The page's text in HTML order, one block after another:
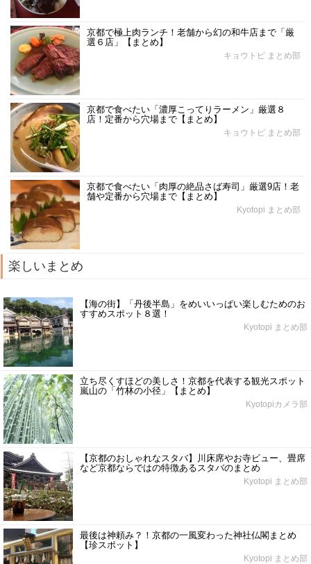
京都で極上肉ランチ！老舗から幻の和牛店まで「厳
選６店」【まとめ】
キョウトピ まとめ部
京都で食べたい「濃厚こってりラーメン」厳選８
店！定番から穴場まで【まとめ】
キョウトピ まとめ部
京都で食べたい「肉厚の絶品さば寿司」厳選9店！老
舗や定番から穴場まで【まとめ】
Kyotopi まとめ部
楽しいまとめ
【海の街】「丹後半島」をめいいっぱい楽しむためのお
すすめスポット８選！
Kyotopi まとめ部
立ち尽くすほどの美しさ！京都を代表する観光スポット
嵐山の「竹林の小径」【まとめ】
Kyotopiカメラ部
【京都のおしゃれなスタバ】川床席やお寺ビュー、畳席
など京都ならではの特徴あるスタバのまとめ
Kyotopi まとめ部
最後は神頼み？！京都の一風変わった神社仏閣まとめ
【珍スポット】
Kyotopi まとめ部